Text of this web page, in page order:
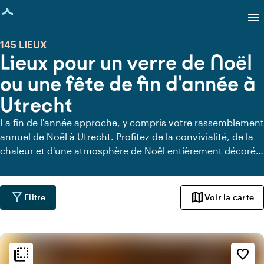
chargée
menu
Lieux pour un verre de Noël
ou une fête de fin d'année à
Utrecht
145 LIEUX
La fin de l'année approche, y compris votre rassemblement
annuel de Noël à Utrecht. Profitez de la convivialité, de la
chaleur et d'une atmosphère de Noël entièrement décorée
locations pour votre célébration de Noël à Utrecht !
filter_alt Filtre mapVoir la carte
flip_to_back favorite_border
flip_to_back Ambiance